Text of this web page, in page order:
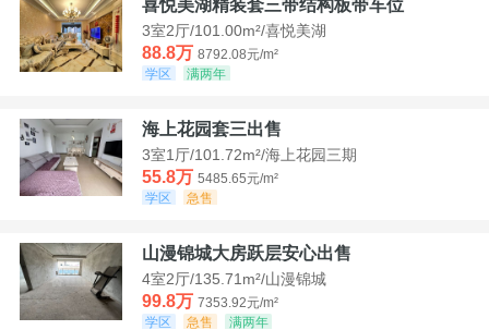
喜悦美湖精装套三带结构板带车位
3室2厅/101.00m²/喜悦美湖
88.8万 8792.08元/m²
学区
满两年
海上花园套三出售
3室1厅/101.72m²/海上花园三期
55.8万 5485.65元/m²
学区
急售
山漫锦城大房跃层安心出售
4室2厅/135.71m²/山漫锦城
99.8万 7353.92元/m²
学区
急售 满两年